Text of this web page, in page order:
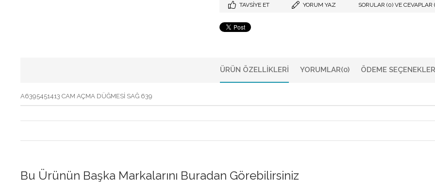
TAVSIYE ET YORUM YAZ SORULAR (0) VE CEVAPLAR
ÜRÜN ÖZELLIKLERI YORUMLAR(0) ÖDEME
A6395451413 CAM AÇMA DÜĞMESİ SAĞ 639
Bu Ürünün Başka Markalarını Buradan Görebilirsiniz